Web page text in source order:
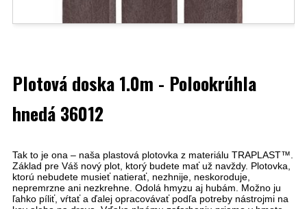
Plotová doska 1.0m - Polookrúhla
hnedá 36012
Tak to je ona – naša plastová plotovka z materiálu TRAPLAST™.
Základ pre Váš nový plot, ktorý budete mať už navždy. Plotovka,
ktorú nebudete musieť natierať, nezhnije, neskoroduje,
nepremrzne ani nezkrehne. Odolá hmyzu aj hubám. Možno ju
ľahko píliť, vŕtať a ďalej opracovávať podľa potreby nástrojmi na